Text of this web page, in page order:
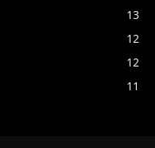
13
12
12
11